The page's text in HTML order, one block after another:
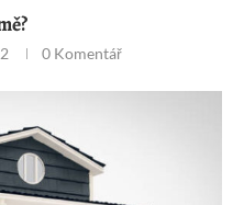
0 Komentář